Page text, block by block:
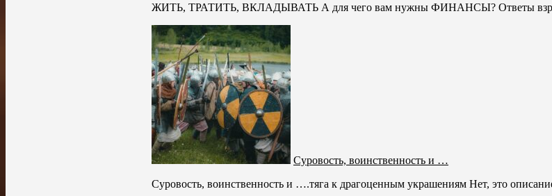
ЖИТЬ, ТРАТИТЬ, ВКЛАДЫВАТЬ А для чего вам нужны ФИНАНСЫ? Ответы
Суровость, воинственность и …
Суровость, воинственность и ….тяга к драгоценным украшениям Нет, это